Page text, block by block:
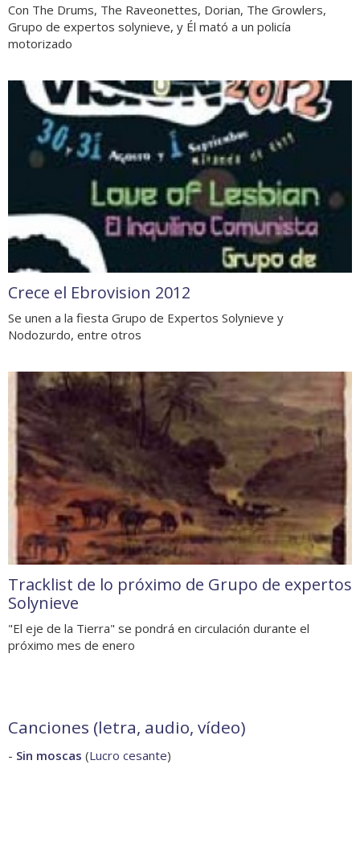
Con The Drums, The Raveonettes, Dorian, The Growlers,
Grupo de expertos solynieve, y Él mató a un policía
motorizado
Crece el Ebrovision 2012
Se unen a la fiesta Grupo de Expertos Solynieve y
Nodozurdo, entre otros
Tracklist de lo próximo de Grupo de expertos
Solynieve
"El eje de la Tierra" se pondrá en circulación durante el
próximo mes de enero
Canciones (letra, audio, vídeo)
- Sin moscas (Lucro cesante)